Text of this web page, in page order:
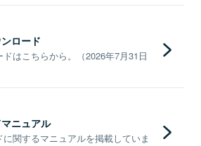
ロード
はこちらから。（2026年7月31日
ニュアル
関するマニュアルを掲載していま